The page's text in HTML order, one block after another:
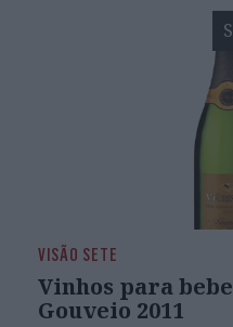
VISÃO SETE
Vinhos para
Gouveio 2011